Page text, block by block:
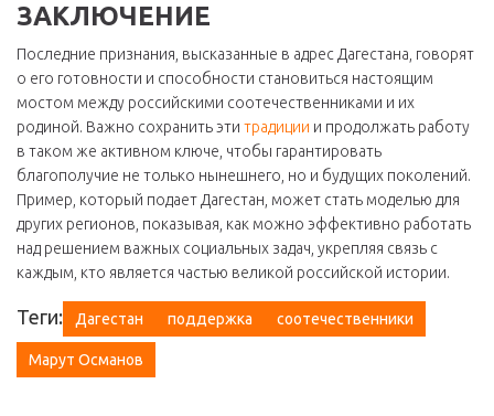
ЗАКЛЮЧЕНИЕ
Последние признания, высказанные в адрес Дагестана, говорят
о его готовности и способности становиться настоящим
мостом между российскими соотечественниками и их
родиной. Важно сохранить эти традиции и продолжать работу
в таком же активном ключе, чтобы гарантировать
благополучие не только нынешнего, но и будущих поколений.
Пример, который подает Дагестан, может стать моделью для
других регионов, показывая, как можно эффективно работать
над решением важных социальных задач, укрепляя связь с
каждым, кто является частью великой российской истории.
Теги: Дагестан поддержка соотечественники
Марут Османов